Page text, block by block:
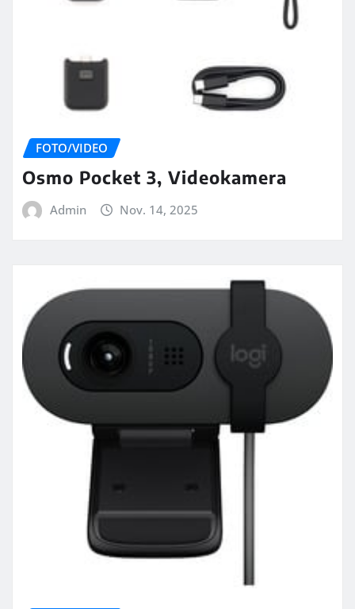
FOTO/VIDEO
Osmo Pocket 3, Videokamera
Admin Nov. 14, 2025